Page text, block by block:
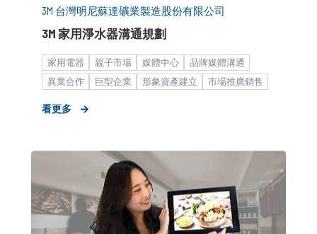
3M 台灣明尼蘇達礦業製造股份有限公司
3M 家用淨水器溝通規劃
家用電器 親子市場 媒體中心
品牌媒體溝通
異業合作
巨型企業 形象資產建立 市場推廣銷售
看更多